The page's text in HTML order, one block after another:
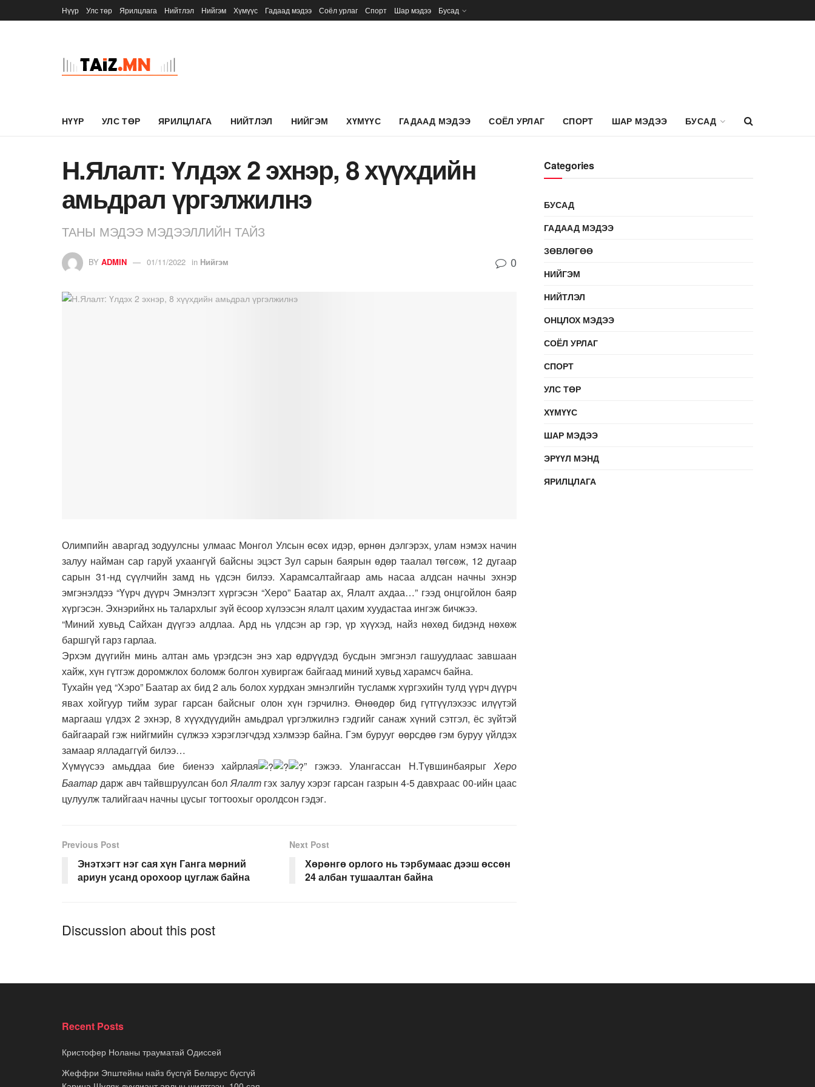
Нүүр Улс төр Ярилцлага Нийтлэл Нийгэм Хүмүүс Гадаад мэдээ Соёл урлаг Спорт Шар мэдээ Бусад
НҮҮР УЛС ТӨР ЯРИЛЦЛАГА НИЙТЛЭЛ НИЙГЭМ ХҮМҮҮС ГАДААД МЭДЭЭ СОЁЛ УРЛАГ СПОРТ ШАР МЭДЭЭ БУСАД
Н.Ялалт: Үлдэх 2 эхнэр, 8 хүүхдийн
амьдрал үргэлжилнэ
ТАНЫ МЭДЭЭ МЭДЭЭЛЛИЙН ТАЙЗ
BY ADMIN 01/11/2022 in Нийгэм 0
Олимпийн аваргад зодуулсны улмаас Монгол Улсын өсөх идэр, өрнөн дэлгэрэх, улам нэмэх начин
залуу найман сар гаруй ухаангүй байсны эцэст Зул сарын баярын өдөр таалал төгсөж, 12 дугаар
сарын 31-нд сүүлчийн замд нь үдсэн билээ. Харамсалтайгаар амь насаа алдсан начны эхнэр
эмгэнэлдээ “Үүрч дүүрч Эмнэлэгт хүргэсэн “Херо” Баатар ах, Ялалт ахдаа…” гээд онцгойлон баяр
хүргэсэн. Эхнэрийнх нь талархлыг зүй ёсоор хүлээсэн ялалт цахим хуудастаа ингэж бичжээ.
“Миний хувьд Сайхан дүүгээ алдлаа. Ард нь үлдсэн ар гэр, үр хүүхэд, найз нөхөд бидэнд нөхөж
баршгүй гарз гарлаа.
Эрхэм дүүгийн минь алтан амь үрэгдсэн энэ хар өдрүүдэд бусдын эмгэнэл гашуудлаас завшаан
хайж, хүн гүтгэж доромжлох боломж болгон хувиргаж байгаад миний хувьд харамсч байна.
Тухайн үед “Хэро” Баатар ах бид 2 аль болох хурдхан эмнэлгийн тусламж хүргэхийн тулд үүрч дүүрч
явах хойгуур тийм зураг гарсан байсныг олон хүн гэрчилнэ. Өнөөдөр бид гүтгүүлэхээс илүүтэй
маргааш үлдэх 2 эхнэр, 8 хүүхдүүдийн амьдрал үргэлжилнэ гэдгийг санаж хүний сэтгэл, ёс зүйтэй
байгаарай гэж нийгмийн сүлжээ хэрэглэгчдэд хэлмээр байна. Гэм бурууг өөрсдөө гэм буруу үйлдэх
замаар ялладаггүй билээ…
Хүмүүсээ амьддаа бие биенээ хайрлая
” гэжээ. Улангассан Н.Түвшинбаярыг Херо
Баатардарж авч тайвшруулсан болЯлалтгэх залуу хэрэг гарсан газрын 4-5 давхраас 00-ийн цаас
цулуулж талийгаач начны цусыг тогтоохыг оролдсон гэдэг.
Previous Post
Энэтхэгт нэг сая хүн Ганга мөрний
ариун усанд орохоор цуглаж байна
Next Post
Хөрөнгө орлого нь тэрбумаас дээш өссөн
24 албан тушаалтан байна
Discussion about this post
Categories
БУСАД
ГАДААД МЭДЭЭ
ЗӨВЛӨГӨӨ
НИЙГЭМ
НИЙТЛЭЛ
ОНЦЛОХ МЭДЭЭ
СОЁЛ УРЛАГ
СПОРТ
УЛС ТӨР
ХҮМҮҮС
ШАР МЭДЭЭ
ЭРҮҮЛ МЭНД
ЯРИЛЦЛАГА
Recent Posts
Кристофер Ноланы трауматай Одиссей
Жеффри Эпштейны найз бүсгүй Беларус бүсгүй